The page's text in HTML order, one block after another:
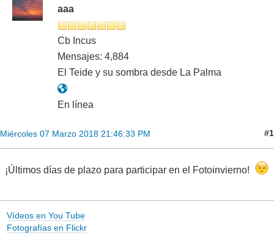
aaa
Cb Incus
Mensajes: 4,884
El Teide y su sombra desde La Palma
En línea
Miércoles 07 Marzo 2018 21:46:33 PM #1
¡Últimos días de plazo para participar en el Fotoinvierno!
Vídeos en You Tube
Fotografías en Flickr